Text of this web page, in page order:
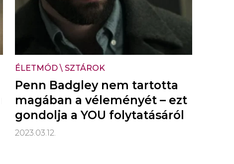
ÉLETMÓD\ SZTÁROK
Penn Badgley nem tartotta
magában a véleményét – ezt
gondolja a YOU folytatásáról
2023.03.12.